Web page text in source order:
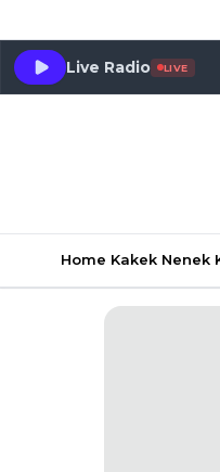
Live Radio LIVE
Home Kakek Nenek